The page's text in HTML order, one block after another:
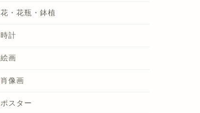
花・花瓶・鉢植
時計
絵画
肖像画
ポスター